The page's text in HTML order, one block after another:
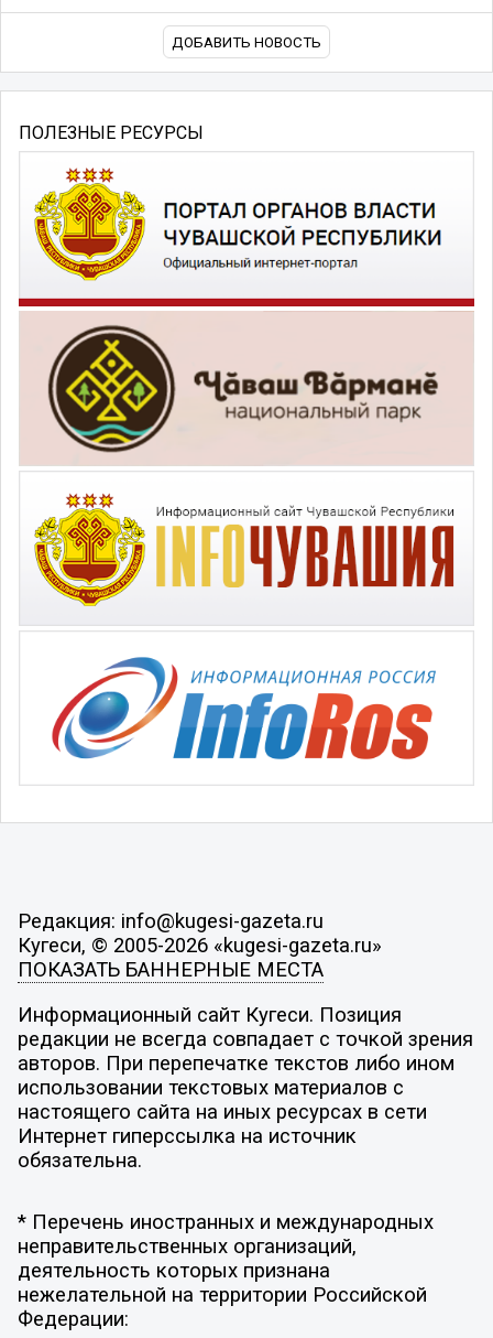
ДОБАВИТЬ НОВОСТЬ
ПОЛЕЗНЫЕ РЕСУРСЫ
Редакция: info@kugesi-gazeta.ru
Кугеси, © 2005-2026 «kugesi-gazeta.ru»
ПОКАЗАТЬ БАННЕРНЫЕ МЕСТА
Информационный сайт Кугеси. Позиция
редакции не всегда совпадает с точкой зрения
авторов. При перепечатке текстов либо ином
использовании текстовых материалов с
настоящего сайта на иных ресурсах в сети
Интернет гиперссылка на источник
обязательна.
* Перечень иностранных и международных
неправительственных организаций,
деятельность которых признана
нежелательной на территории Российской
Федерации: